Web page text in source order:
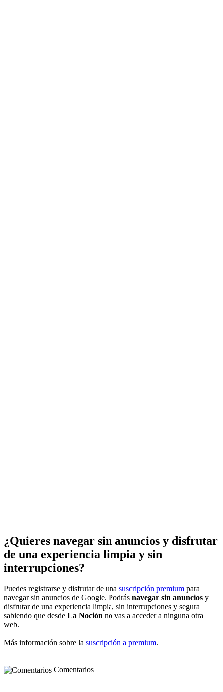
¿Quieres navegar sin anuncios y disfrutar
de una experiencia limpia y sin
interrupciones?
Puedes registrarse y disfrutar de una suscripción premium para
navegar sin anuncios de Google. Podrás navegar sin anuncios y
disfrutar de una experiencia limpia, sin interrupciones y segura
sabiendo que desde La Noción no vas a acceder a ninguna otra
web.
Más información sobre la suscripción a premium.
Comentarios